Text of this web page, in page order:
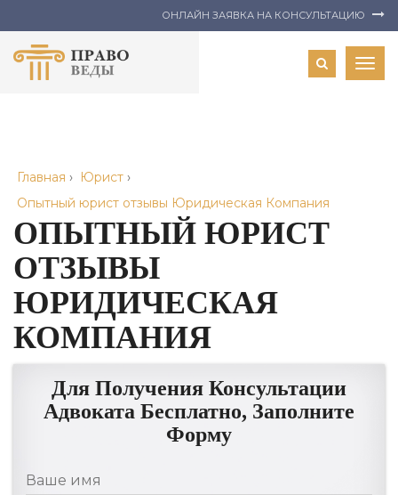
ОНЛАЙН ЗАЯВКА НА КОНСУЛЬТАЦИЮ
Главная › Юрист ›
Опытный юрист отзывы Юридическая Компания
ОПЫТНЫЙ ЮРИСТ
ОТЗЫВЫ
ЮРИДИЧЕСКАЯ
КОМПАНИЯ
Для Получения Консультации
Адвоката Бесплатно, Заполните
Форму